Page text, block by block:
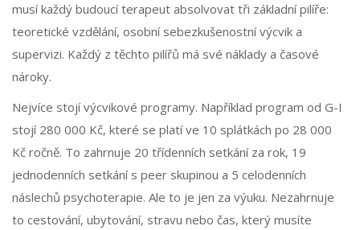
musí každý budoucí terapeut absolvovat tři základní pilíře:
teoretické vzdělání, osobní sebezkušenostní výcvik a
supervizi. Každý z těchto pilířů má své náklady a časové
nároky.
Nejvíce stojí výcvikové programy. Například program od G-I
stojí 280 000 Kč, které se platí ve 10 splátkách po 28 000
Kč ročně. To zahrnuje 20 třídenních setkání za rok, 19
jednodenních setkání s peer skupinou a 5 celodenních
náslechů psychoterapie. Ale to je jen za výuku. Nezahrnuje
to cestování, ubytování, stravu nebo čas, který musíte